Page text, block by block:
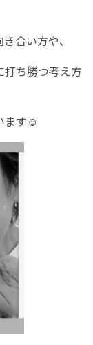
合い方や、
ち勝つ考え方
ます☺︎